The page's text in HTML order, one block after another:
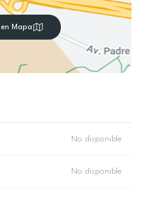
Mapa
No disponible
No disponible